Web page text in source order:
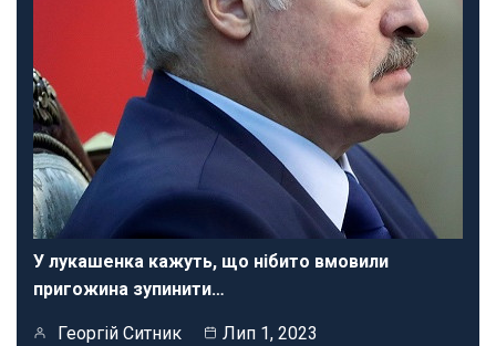
У лукашенка кажуть, що нібито вмовили
пригожина зупинити…
Георгій Ситник Лип 1, 2023